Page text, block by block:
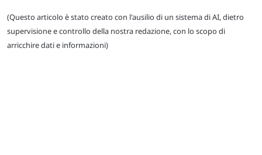
(Questo articolo è stato creato con l'ausilio di un sistema di AI, dietro
supervisione e controllo della nostra redazione, con lo scopo di
arricchire dati e informazioni)